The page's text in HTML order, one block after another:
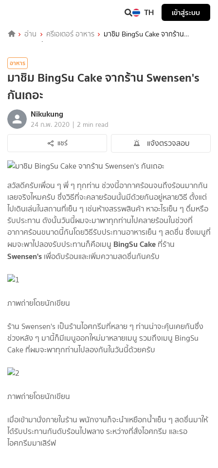
TH เข้าสู่ระบบ
อ่าน ครีเอเตอร์ อาหาร
มาชิม BingSu Cake จากร้าน
Swensen's กันเถอะ
อาหาร
มาชิม BingSu Cake จากร้าน Swensen's
กันเถอะ
Nikukung
24 ก.พ. 2020 | 2 min read
แชร์
แจ้งตรวจสอบ
สวัสดีครับเพื่อน ๆ พี่ ๆ ทุกท่าน ช่วงนี้อากาศร้อนจนถึงร้อนมากกัน
เลยจริงไหมครับ ซึ่งวิธีที่จะคลายร้อนนั้นมีด้วยกันอยู่หลายวิธี ตั้งแต่
ไปเดินเล่นในสถานที่เย็น ๆ เช่นห้างสรรพสินค้า หาอะไรเย็น ๆ ดื่มหรือ
รับประทาน ดังนั้นวันนี้ผมจะมาพาทุกท่านไปคลายร้อนในช่วงที่
อากาศร้อนขนาดนี้กันโดยวิธีรับประทานอาหารเย็น ๆ สดชื่น ซึ่งเมนูที่
ผมจะพาไปลองรับประทานก็คือเมนู BingSu Cake ที่ร้าน
Swensen's เพื่อดับร้อนและเพิ่มความสดชื่นกันครับ
ภาพถ่ายโดยนักเขียน
ร้าน Swensen's เป็นร้านไอศกรีมที่หลาย ๆ ท่านน่าจะคุ้นเคยกันซึ่ง
ช่วงหลัง ๆ มานี้ก็มีเมนูออกใหม่มาหลายเมนู รวมถึงเมนู BingSu
Cake ที่ผมจะพาทุกท่านไปลองกันในวันนี้ด้วยครับ
ภาพถ่ายโดยนักเขียน
เมื่อเข้ามานั่งภายในร้าน พนักงานก็จะนำเหยือกน้ำเย็น ๆ สดชื่นมาให้
ได้รับประทานกันดับร้อนไปพลาง ระหว่างที่สั่งไอศกรีม และรอ
ไอศกรีมมาเสิร์ฟ